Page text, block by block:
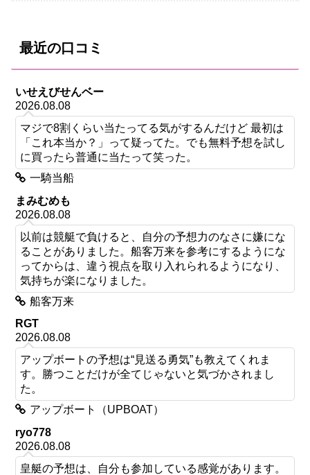
最近の口コミ
いせえびせんベー
2026.08.08
マジで8割くらい当たってる気がするんだけど 最初は
「これ本当か？」って疑ってた。でも無料予想を試し
に買ったら普通に当たって笑った。
一騎当船
まみむめも
2026.08.08
以前は競艇で負けると、自分の予想力のなさに嫌にな
ることがありました。船客万来を参考にするようにな
ってからは、違う視点を取り入れられるようになり、
気持ちが楽になりました。
船客万来
RGT
2026.08.08
アップボートの予想は“見送る勇気”も教えてくれま
す。勝つことだけが全てじゃないと気づかされまし
た。
アップボート（UPBOAT）
ryo778
2026.08.08
皇艇の予想は、自分も参加している感覚があります。